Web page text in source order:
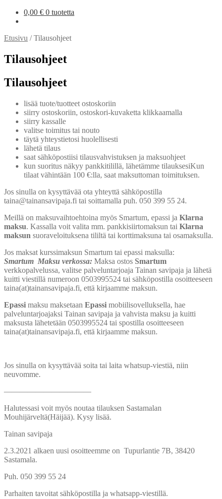
0,00 € 0 tuotetta
Etusivu /Tilausohjeet
Tilausohjeet
Tilausohjeet
lisää tuote/tuotteet ostoskoriin
siirry ostoskoriin, ostoskori-kuvaketta klikkaamalla
siirry kassalle
valitse toimitus tai nouto
täytä yhteystietosi huolellisesti
lähetä tilaus
saat sähköpostiisi tilausvahvistuksen ja maksuohjeet
kun suoritus näkyy pankkitilillä, lähetämme tilauksesiKun
tilaat vähintään 100 €:lla, saat maksuttoman toimituksen.
Jos sinulla on kysyttävää ota yhteyttä sähköpostilla
taina@tainansavipaja.fi tai soittamalla puh. 050 399 55 24.
Meillä on maksuvaihtoehtoina myös Smartum, epassi ja Klarna
maksu. Kassalla voit valita mm. pankkisiirtomaksun tai Klarna
maksun suoraveloituksena tililtä tai korttimaksuna tai osamaksulla.
Jos maksat kurssimaksun Smartum tai epassi maksulla:
Smartum Maksu verkossa: Maksa ostos Smartum
verkkopalvelussa, valitse palveluntarjoaja Tainan savipaja ja lähetä
kuitti viestillä numeroon 0503995524 tai sähköpostilla osoitteeseen
taina(at)tainansavipaja.fi, että kirjaamme maksun.
Epassi maksu maksetaan Epassi mobiilisovelluksella, hae
palveluntarjoajaksi Tainan savipaja ja vahvista maksu ja kuitti
maksusta lähetetään 0503995524 tai spostilla osoitteeseen
taina(at)tainansavipaja.fi, että kirjaamme maksun.
Jos sinulla on kysyttävää soita tai laita whatsup-viestiä, niin
neuvomme.
———————————
Halutessasi voit myös noutaa tilauksen Sastamalan
Mouhijärveltä(Häijää). Kysy lisää.
Tainan savipaja
2.3.2021 alkaen uusi osoitteemme on Tupurlantie 7B, 38420
Sastamala.
Puh. 050 399 55 24
Parhaiten tavoitat sähköpostilla ja whatsapp-viestillä.